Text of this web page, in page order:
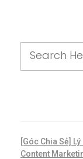
[Góc Chia Sẻ]
Content